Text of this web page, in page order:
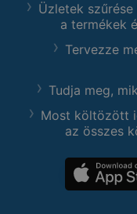
Üzletek
a termékek
Tervezze
Tudja meg,
Most költözött
az összes